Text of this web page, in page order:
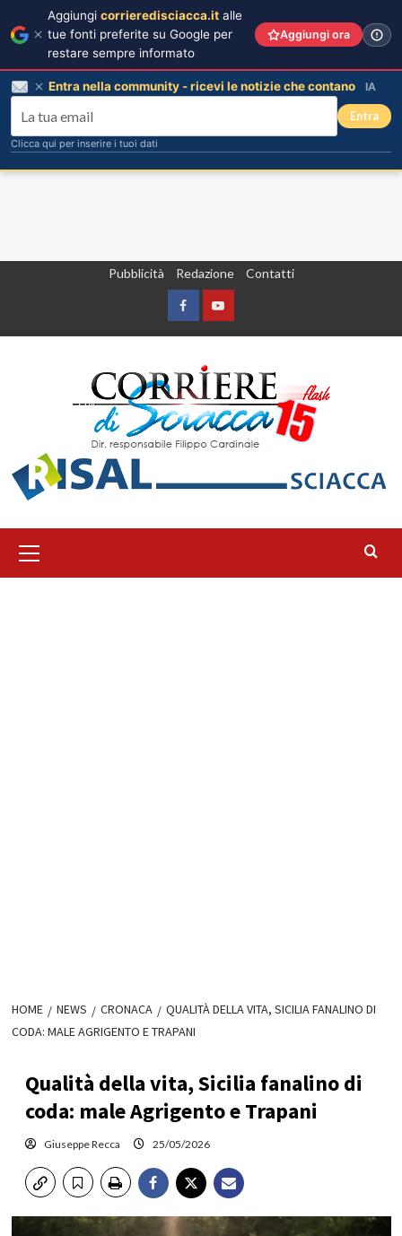
Pubblicità Redazione Contatti
FacebookYountube
principale
HOME NEWS CRONACA
QUALITÀ DELLA VITA, SICILIA FANALINO DI
CODA: MALE AGRIGENTO E TRAPANI
Qualità della vita, Sicilia fanalino di
coda: male Agrigento e Trapani
Giuseppe Recca 25/05/2026
Aggiungi corrieredisciacca.it alle
tue fonti preferite su Google per
restare sempre informato
Aggiungi ora
Entra nella community - ricevi le notizie che contano IA
Entra
Clicca qui per inserire i tuoi dati